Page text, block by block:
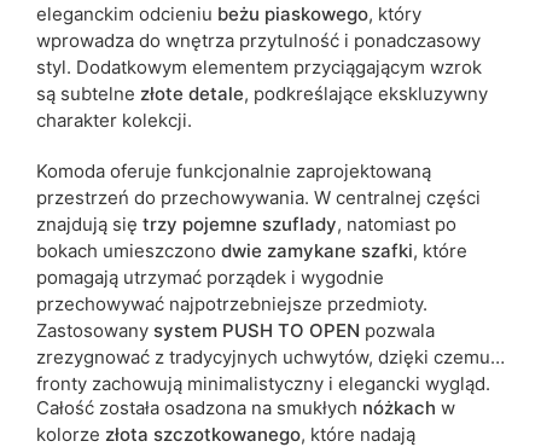
eleganckim odcieniu beżu piaskowego, który
wprowadza do wnętrza przytulność i ponadczasowy
styl. Dodatkowym elementem przyciągającym wzrok
są subtelne złote detale, podkreślające ekskluzywny
charakter kolekcji.
Komoda oferuje funkcjonalnie zaprojektowaną
przestrzeń do przechowywania. W centralnej części
znajdują się trzy pojemne szuflady, natomiast po
bokach umieszczono dwie zamykane szafki, które
pomagają utrzymać porządek i wygodnie
przechowywać najpotrzebniejsze przedmioty.
Zastosowany system PUSH TO OPEN pozwala
zrezygnować z tradycyjnych uchwytów, dzięki czemu
fronty zachowują minimalistyczny i elegancki wygląd.
Całość została osadzona na smukłych nóżkach w
kolorze złota szczotkowanego, które nadają